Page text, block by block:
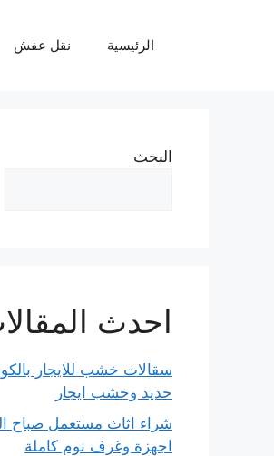
الرئيسية نقل عفش
البحث
احدث
سقالات خشب للايجار
حديد وخشب ايجار
شراء اثاث مستعمل صباح
اجهزة وغرف نوم كاملة